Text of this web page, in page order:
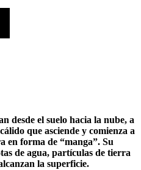
desde el suelo hacia la nube, a
que asciende y comienza a
en forma de “manga”. Su
de agua, partículas de tierra
la superficie.